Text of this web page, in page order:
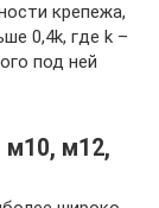
крепежа,
0,4k, где k –
под ней
м10, м12,